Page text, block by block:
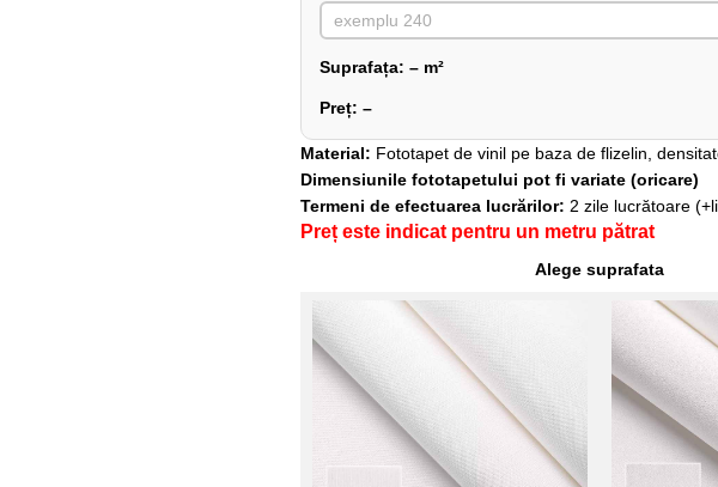
Suprafața: – m²
Preț: –
Material: Fototapet de vinil pe baza de flizelin,
Dimensiunile fototapetului pot fi variate (oricare)
Termeni de efectuarea lucrărilor: 2 zile lucrătoare
Preț este indicat pentru un metru pătrat
Alege suprafata